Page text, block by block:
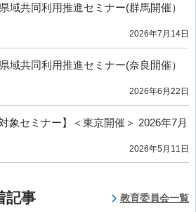
域共同利用推進セミナー(群馬開催）
2026年7月14日
域共同利用推進セミナー(奈良開催）
2026年6月22日
象セミナー】＜東京開催＞ 2026年7月
2026年5月11日
記事 教育委員会一覧